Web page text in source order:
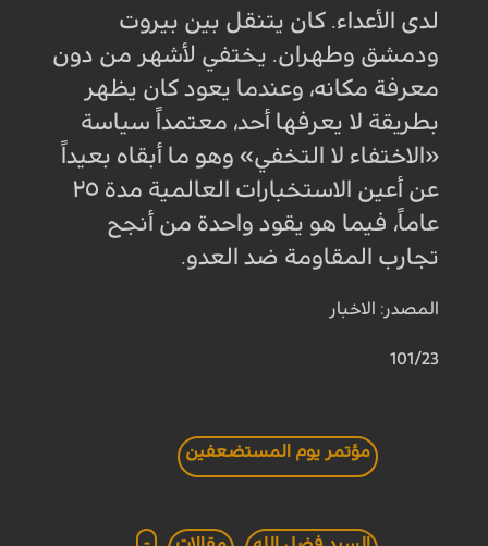
لدى الأعداء. كان يتنقل بين بيروت
ودمشق وطهران. يختفي لأشهر من دون
معرفة مكانه، وعندما يعود كان يظهر
بطريقة لا يعرفها أحد، معتمداً سياسة
«الاختفاء لا التخفي» وهو ما أبقاه بعيداً
عن أعين الاستخبارات العالمية مدة ٢٥
عاماً، فيما هو يقود واحدة من أنجح
تجارب المقاومة ضد العدو.
المصدر: الاخبار
101/23
مؤتمر يوم المستضعفين